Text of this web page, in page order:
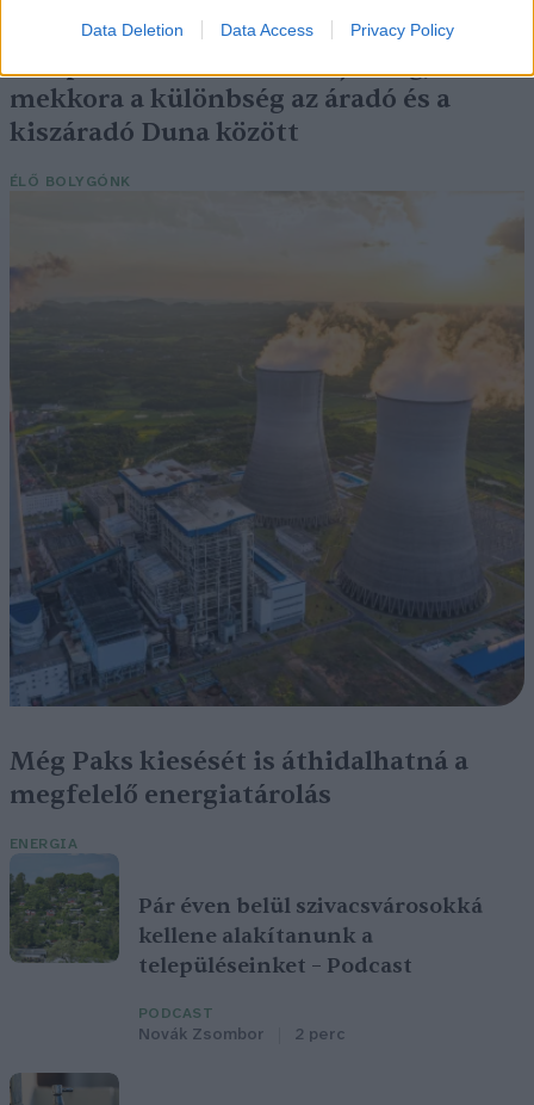
Data Deletion Data Access Privacy Policy
Elképesztő felvétel mutatja meg,
mekkora a különbség az áradó és a
kiszáradó Duna között
ÉLŐ BOLYGÓNK
Még Paks kiesését is áthidalhatná a
megfelelő energiatárolás
ENERGIA
Pár éven belül szivacsvárosokká
kellene alakítanunk a
településeinket – Podcast
PODCAST
Novák Zsombor 2 perc